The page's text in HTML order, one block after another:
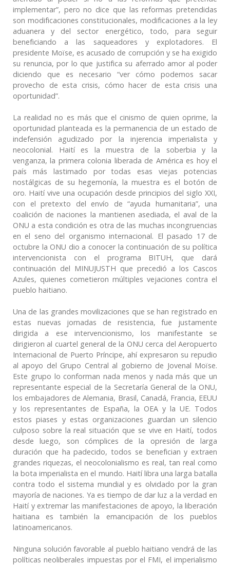
implementar”, pero no dice que las reformas pretendidas
son modificaciones constitucionales, modificaciones a la ley
aduanera y del sector energético, todo, para seguir
beneficiando a las saqueadores y explotadores. El
presidente Moïse, es acusado de corrupción y se ha exigido
su renuncia, por lo que justifica su aferrado amor al poder
diciendo que es necesario “ver cómo podemos sacar
provecho de esta crisis, cómo hacer de esta crisis una
oportunidad”.
La realidad no es más que el cinismo de quien oprime, la
oportunidad planteada es la permanencia de un estado de
indefensión agudizado por la injerencia imperialista y
neocolonial. Haití es la muestra de la soberbia y la
venganza, la primera colonia liberada de América es hoy el
país más lastimado por todas esas viejas potencias
nostálgicas de su hegemonía, la muestra es el botón de
oro. Haití vive una ocupación desde principios del siglo XXI,
con el pretexto del envío de “ayuda humanitaria”, una
coalición de naciones la mantienen asediada, el aval de la
ONU a esta condición es otra de las muchas incongruencias
en el seno del organismo internacional. El pasado 17 de
octubre la ONU dio a conocer la continuación de su política
intervencionista con el programa BITUH, que dará
continuación del MINUJUSTH que precedió a los Cascos
Azules, quienes cometieron múltiples vejaciones contra el
pueblo haitiano.
Una de las grandes movilizaciones que se han registrado en
estas nuevas jornadas de resistencia, fue justamente
dirigida a ese intervencionismo, los manifestante se
dirigieron al cuartel general de la ONU cerca del Aeropuerto
Internacional de Puerto Príncipe, ahí expresaron su repudio
al apoyo del Grupo Central al gobierno de Jovenal Moïse.
Este grupo lo conforman nada menos y nada más que un
representante especial de la Secretaría General de la ONU,
los embajadores de Alemania, Brasil, Canadá, Francia, EEUU
y los representantes de España, la OEA y la UE. Todos
estos piases y estas organizaciones guardan un silencio
culposo sobre la real situación que se vive en Haití, todos
desde luego, son cómplices de la opresión de larga
duración que ha padecido, todos se benefician y extraen
grandes riquezas, el neocolonialismo es real, tan real como
la bota imperialista en el mundo. Haití libra una larga batalla
contra todo el sistema mundial y es olvidado por la gran
mayoría de naciones. Ya es tiempo de dar luz a la verdad en
Haití y extremar las manifestaciones de apoyo, la liberación
haitiana es también la emancipación de los pueblos
latinoamericanos.
Ninguna solución favorable al pueblo haitiano vendrá de las
políticas neoliberales impuestas por el FMI, el imperialismo